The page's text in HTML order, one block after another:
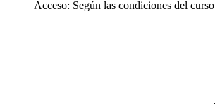
Acceso: Según las condiciones del curso